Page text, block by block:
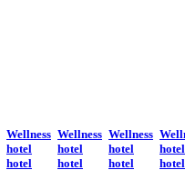
Wellness
hotel
hotel
Wellness
hotel
hotel
Wellness
hotel
hotel
hotel
hotel